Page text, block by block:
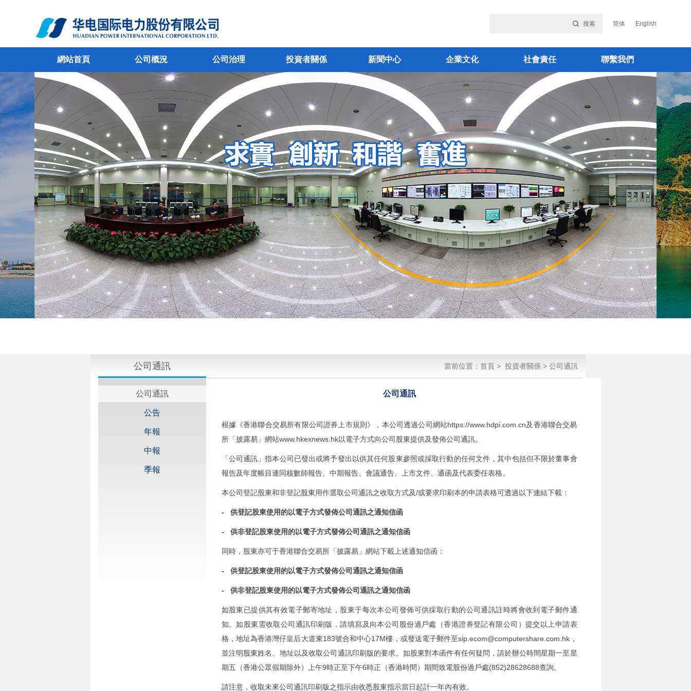
搜索 简体 English
網站首頁 公司概況 公司治理 投資者關係 新聞中心 企業文化 社會責任 聯繫我們
公司通訊 當前位置： 首頁> 投資者關係> 公司通訊
公司通訊
公告
年報
中報
季報
公司通訊
根據《香港聯合交易所有限公司證券上市規則》，本公司透過公司網站https://www.hdpi.com.cn及香港聯合交易
所「披露易」網站www.hkexnews.hk以電子方式向公司股東提供及發佈公司通訊。
「公司通訊」指本公司已發出或將予發出以供其任何股東參照或採取行動的任何文件，其中包括但不限於董事會
報告及年度帳目連同核數師報告、中期報告、會議通告、上市文件、通函及代表委任表格。
本公司登記股東和非登記股東用作選取公司通訊之收取方式及/或要求印刷本的申請表格可透過以下連結下載：
- 供登記股東使用的以電子方式發佈公司通訊之通知信函
- 供非登記股東使用的以電子方式發佈公司通訊之通知信函
同時，股東亦可于香港聯合交易所「披露易」網站下載上述通知信函：
- 供登記股東使用的以電子方式發佈公司通訊之通知信函
- 供非登記股東使用的以電子方式發佈公司通訊之通知信函
如股東已提供其有效電子郵寄地址，股東于每次本公司發佈可供採取行動的公司通訊註時將會收到電子郵件通
知。如股東需收取公司通訊印刷版，請填寫及向本公司股份過戶處（香港證券登記有限公司）提交以上申請表
格，地址為香港灣仔皇后大道東183號合和中心17M樓，或發送電子郵件至sip.ecom@computershare.com.hk，
並注明股東姓名、地址以及收取公司通訊印刷版的要求。如股東對本函件有任何疑問，請於辦公時間星期一至星
期五（香港公眾假期除外）上午9時正至下午6時正（香港時間）期間致電股份過戶處(852)28628688查詢。
請注意，收取未來公司通訊印刷版之指示由收悉股東指示當日起計一年內有效。